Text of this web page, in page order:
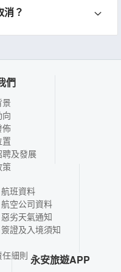
？
們
景
佈
置
聘及發展
策
航班資料
航空公司資料
惡劣天氣通知
簽證及入境須知
細則 永安旅遊APP